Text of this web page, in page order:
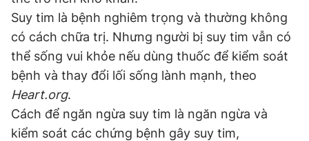
Đọc Thanh Niên trên điện thoại
Theo dõi báo trên
Suy tim là bệnh nghiêm trọng và thường không
có cách chữa trị. Nhưng người bị suy tim vẫn có
thể sống vui khỏe nếu dùng thuốc để kiểm soát
bệnh và thay đổi lối sống lành mạnh, theo
Heart.org.
Cách để ngăn ngừa suy tim là ngăn ngừa và
kiểm soát các chứng bệnh gây suy tim,